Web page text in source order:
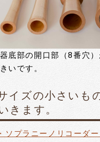
底部の開口部（8番穴）
いです。
イズの小さいも
きます。
ソプラニーノリコーダ